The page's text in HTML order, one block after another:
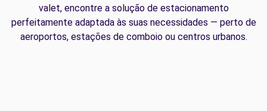
valet, encontre a solução de estacionamento
perfeitamente adaptada às suas necessidades — perto de
aeroportos, estações de comboio ou centros urbanos.